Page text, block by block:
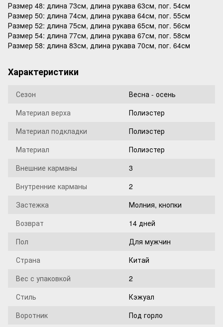
Размер 48: длина 73см, длина рукава 63см, пог. 54см
Размер 50: длина 74см, длина рукава 64см, пог. 55см
Размер 52: длина 75см, длина рукава 65см, пог. 56см
Размер 54: длина 77см, длина рукава 67см, пог. 58см
Размер 58: длина 83см, длина рукава 70см, пог. 64см
Характеристики
Сезон
Весна - осень
Материал верха
Полиэстер
Материал подкладки
Полиэстер
Материал
Полиэстер
Внешние карманы
3
Внутренние карманы
2
Застежка
Молния, кнопки
Возврат
14 дней
Пол
Для мужчин
Страна
Китай
Вес с упаковкой
2
Стиль
Кэжуал
Воротник
Под горло